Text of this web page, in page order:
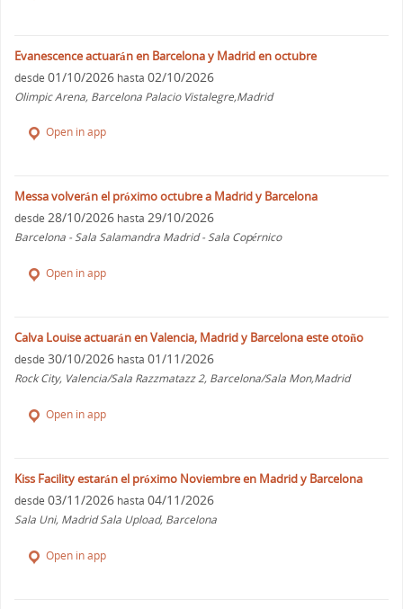
Evanescence actuarán en Barcelona y Madrid en octubre
desde 01/10/2026 hasta 02/10/2026
Olimpic Arena, Barcelona Palacio Vistalegre,Madrid
Open in app
Messa volverán el próximo octubre a Madrid y Barcelona
desde 28/10/2026 hasta 29/10/2026
Barcelona - Sala Salamandra Madrid - Sala Copérnico
Open in app
Calva Louise actuarán en Valencia, Madrid y Barcelona este otoño
desde 30/10/2026 hasta 01/11/2026
Rock City, Valencia/Sala Razzmatazz 2, Barcelona/Sala Mon,Madrid
Open in app
Kiss Facility estarán el próximo Noviembre en Madrid y Barcelona
desde 03/11/2026 hasta 04/11/2026
Sala Uni, Madrid Sala Upload, Barcelona
Open in app